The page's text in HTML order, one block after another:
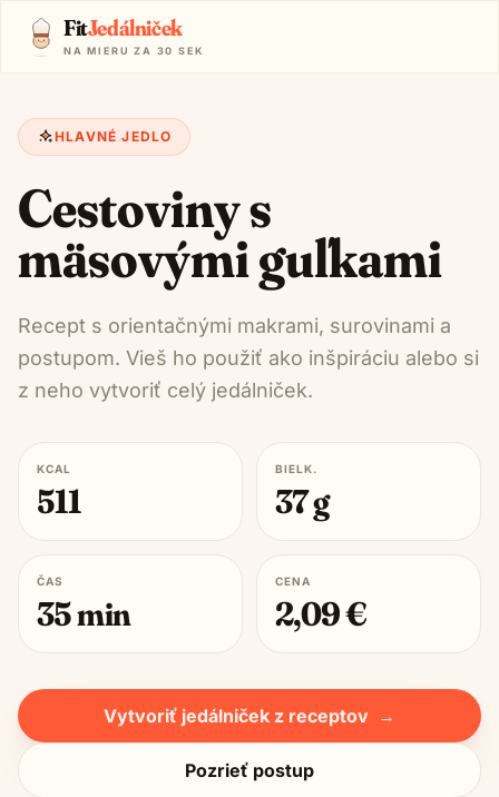
FitJedálniček
NA MIERU ZA 30 SEK
HLAVNÉ JEDLO
Cestoviny s
mäsovými guľkami
Recept s orientačnými makrami, surovinami a
postupom. Vieš ho použiť ako inšpiráciu alebo si
z neho vytvoriť celý jedálniček.
KCAL
511
BIELK.
37g
ČAS
35min
CENA
2,09€
Vytvoriť jedálniček z receptov →
Pozrieť postup